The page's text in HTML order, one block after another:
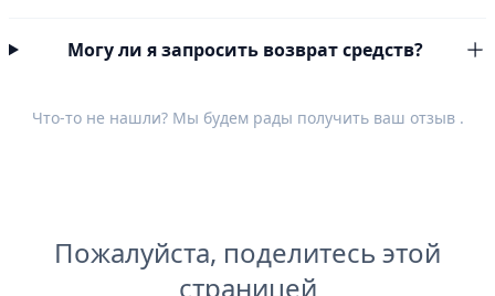
Могу ли я запросить возврат средств?
Что-то не нашли? Мы будем рады получить ваш отзыв.
Пожалуйста, поделитесь этой
страницей